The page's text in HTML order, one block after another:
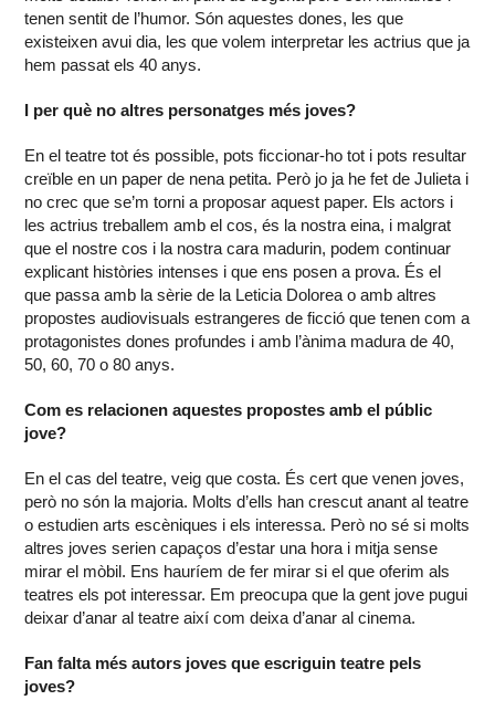
tenen sentit de l’humor. Són aquestes dones, les que
existeixen avui dia, les que volem interpretar les actrius que ja
hem passat els 40 anys.
I per què no altres personatges més joves?
En el teatre tot és possible, pots ficcionar-ho tot i pots resultar
creïble en un paper de nena petita. Però jo ja he fet de Julieta i
no crec que se’m torni a proposar aquest paper. Els actors i
les actrius treballem amb el cos, és la nostra eina, i malgrat
que el nostre cos i la nostra cara madurin, podem continuar
explicant històries intenses i que ens posen a prova. És el
que passa amb la sèrie de la Leticia Dolorea o amb altres
propostes audiovisuals estrangeres de ficció que tenen com a
protagonistes dones profundes i amb l’ànima madura de 40,
50, 60, 70 o 80 anys.
Com es relacionen aquestes propostes amb el públic
jove?
En el cas del teatre, veig que costa. És cert que venen joves,
però no són la majoria. Molts d’ells han crescut anant al teatre
o estudien arts escèniques i els interessa. Però no sé si molts
altres joves serien capaços d’estar una hora i mitja sense
mirar el mòbil. Ens hauríem de fer mirar si el que oferim als
teatres els pot interessar. Em preocupa que la gent jove pugui
deixar d’anar al teatre així com deixa d’anar al cinema.
Fan falta més autors joves que escriguin teatre pels
joves?